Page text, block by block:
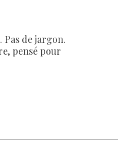
Pas de jargon.
pensé pour